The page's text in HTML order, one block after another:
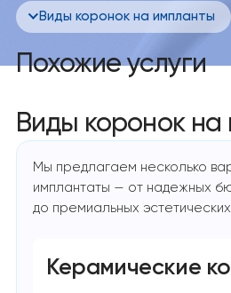
Виды коронок на импланты
Похожие услуги
Виды коронок на
Мы предлагаем несколько
имплантаты — от надежных
до премиальных эстетических
Керамические